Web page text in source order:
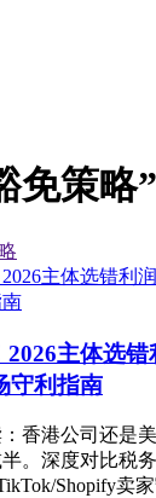
免策略
2026主体选
守利指南
香港公司还是
。深度对比税
Shopify卖